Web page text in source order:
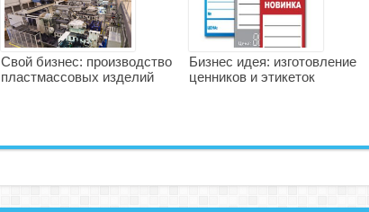
Свой бизнес: производство
пластмассовых изделий
Бизнес идея: изготовление
ценников и этикеток